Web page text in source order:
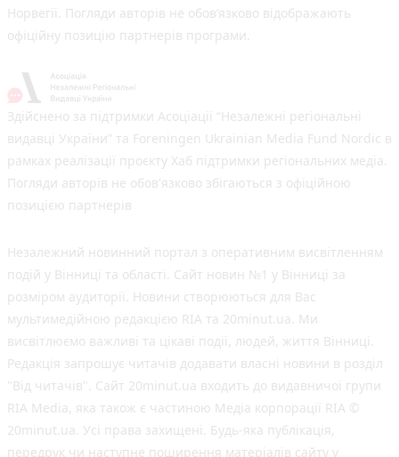
Норвегії. Погляди авторів не обов’язково відображають
офіційну позицію партнерів програми.
Здійснено за підтримки Асоціації “Незалежні регіональні
видавці України” та Foreningen Ukrainian Media Fund Nordic в
рамках реалізації проєкту Хаб підтримки регіональних медіа.
Погляди авторів не обов'язково збігаються з офіційною
позицією партнерів
Незалежний новинний портал з оперативним висвітленням
подій у Вінниці та області. Сайт новин №1 у Вінниці за
розміром аудиторії. Новини створюються для Вас
мультимедійною редакцією RIA та 20minut.ua. Ми
висвітлюємо важливі та цікаві події, людей, життя Вінниці.
Редакція запрошує читачів додавати власні новини в розділ
"Від читачів". Сайт 20minut.ua входить до видавничої групи
RIA Media, яка також є частиною Медіа корпорації RIA ©
20minut.ua. Усі права захищені. Будь-яка публiкацiя,
передрук чи наступне поширення матеріалів сайту у